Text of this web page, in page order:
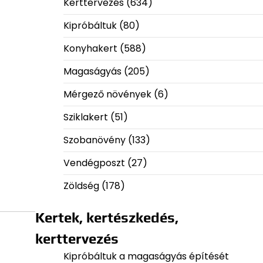
Kerttervezés(634)
Kipróbáltuk(80)
Konyhakert (588)
Magaságyás(205)
Mérgező növények(6)
Sziklakert (51)
Szobanövény(133)
Vendégposzt (27)
Zöldség(178)
Kertek, kertészkedés,
kerttervezés
Kipróbáltuk a magaságyás építését